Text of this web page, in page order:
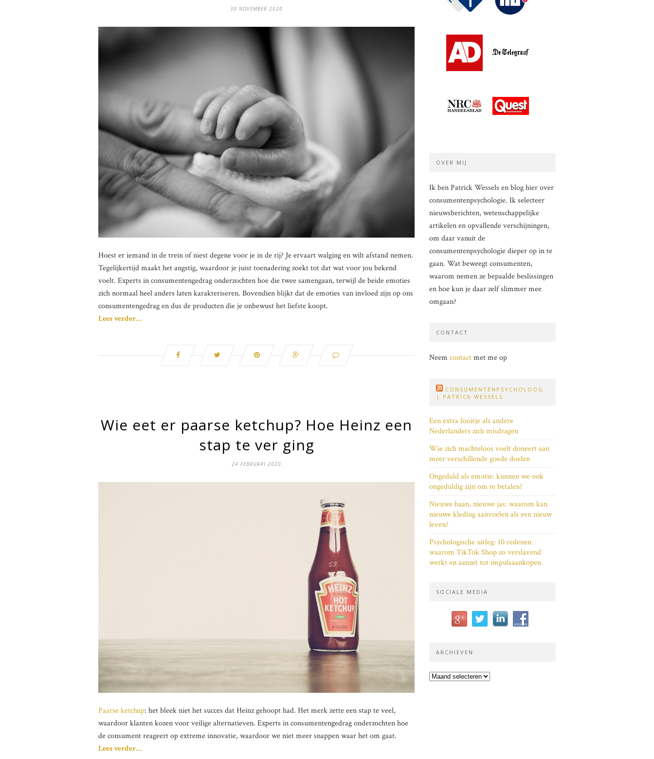
30 NOVEMBER 2020
Hoest er iemand in de trein of niest degene voor je in de rij? Je ervaart walging en wilt afstand nemen.
Tegelijkertijd maakt het angstig, waardoor je juist toenadering zoekt tot dat wat voor jou bekend
voelt. Experts in consumentengedrag onderzochten hoe die twee samengaan, terwijl de beide emoties
zich normaal heel anders laten karakteriseren. Bovendien blijkt dat de emoties van invloed zijn op ons
consumentengedrag en dus de producten die je onbewust het liefste koopt.
Lees verder…
Wie eet er paarse ketchup? Hoe Heinz een
stap te ver ging
24 FEBRUARI 2020
Paarse ketchup: het bleek niet het succes dat Heinz gehoopt had. Het merk zette een stap te veel,
waardoor klanten kozen voor veilige alternatieven. Experts in consumentengedrag onderzochten hoe
de consument reageert op extreme innovatie, waardoor we niet meer snappen waar het om gaat.
Lees verder…
OVER MIJ
Ik ben Patrick Wessels en blog hier over
consumentenpsychologie. Ik selecteer
nieuwsberichten, wetenschappelijke
artikelen en opvallende verschijningen,
om daar vanuit de
consumentenpsychologie dieper op in te
gaan. Wat beweegt consumenten,
waarom nemen ze bepaalde beslissingen
en hoe kun je daar zelf slimmer mee
omgaan?
CONTACT
Neem contactmet me op
CONSUMENTENPSYCHOLOOG
| PATRICK WESSELS
Een extra fooitje als andere
Nederlanders zich misdragen
Wie zich machteloos voelt doneert aan
meer verschillende goede doelen
Ongeduld als emotie: kunnen we ook
ongeduldig zijn om te betalen?
Nieuwe baan, nieuwe jas: waarom kan
nieuwe kleding aanvoelen als een nieuw
leven?
Psychologische uitleg: 10 redenen
waarom TikTok Shop zo verslavend
werkt en aanzet tot impulsaankopen
SOCIALE MEDIA
ARCHIEVEN
Archieven